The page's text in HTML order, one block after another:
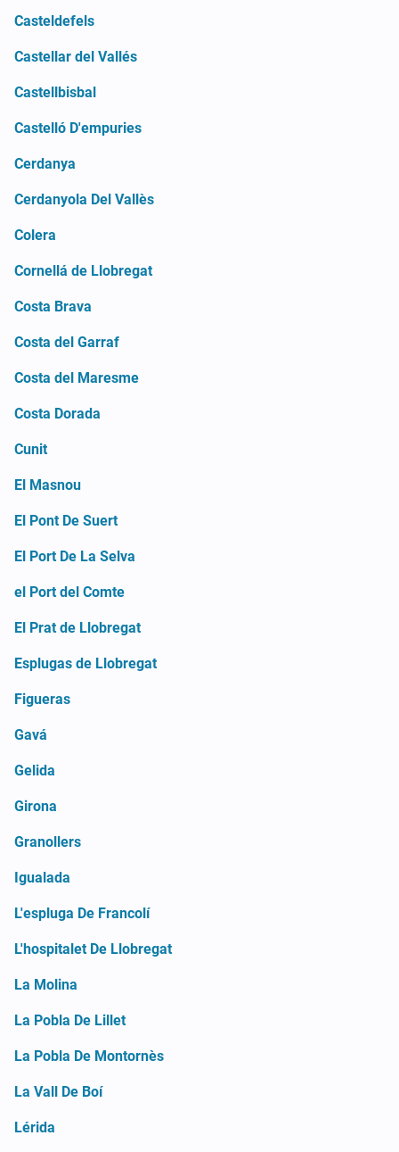
Casteldefels
Castellar del Vallés
Castellbisbal
Castelló D'empuries
Cerdanya
Cerdanyola Del Vallès
Colera
Cornellá de Llobregat
Costa Brava
Costa del Garraf
Costa del Maresme
Costa Dorada
Cunit
El Masnou
El Pont De Suert
El Port De La Selva
el Port del Comte
El Prat de Llobregat
Esplugas de Llobregat
Figueras
Gavá
Gelida
Girona
Granollers
Igualada
L'espluga De Francolí
L'hospitalet De Llobregat
La Molina
La Pobla De Lillet
La Pobla De Montornès
La Vall De Boí
Lérida